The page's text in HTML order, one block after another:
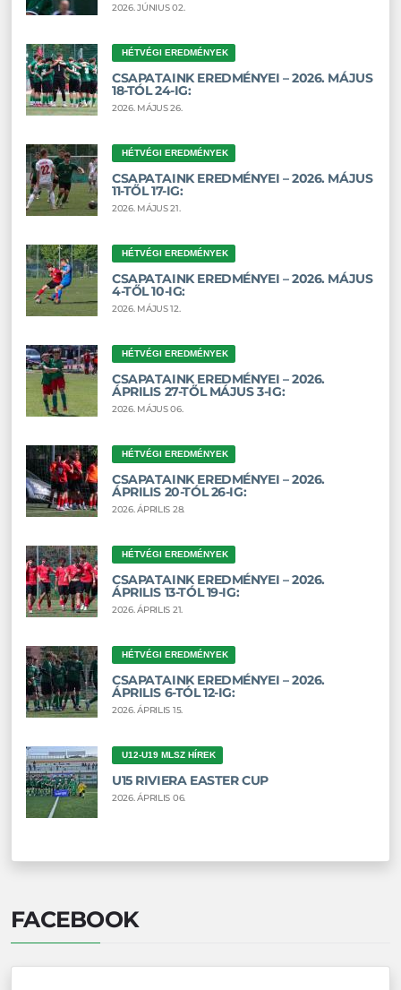
2026. JÚNIUS 02.
HÉTVÉGI EREDMÉNYEK
CSAPATAINK EREDMÉNYEI – 2026. MÁJUS
18-TÓL 24-IG:
2026. MÁJUS 26.
HÉTVÉGI EREDMÉNYEK
CSAPATAINK EREDMÉNYEI – 2026. MÁJUS
11-TŐL 17-IG:
2026. MÁJUS 21.
HÉTVÉGI EREDMÉNYEK
CSAPATAINK EREDMÉNYEI – 2026. MÁJUS
4-TŐL 10-IG:
2026. MÁJUS 12.
HÉTVÉGI EREDMÉNYEK
CSAPATAINK EREDMÉNYEI – 2026.
ÁPRILIS 27-TŐL MÁJUS 3-IG:
2026. MÁJUS 06.
HÉTVÉGI EREDMÉNYEK
CSAPATAINK EREDMÉNYEI – 2026.
ÁPRILIS 20-TÓL 26-IG:
2026. ÁPRILIS 28.
HÉTVÉGI EREDMÉNYEK
CSAPATAINK EREDMÉNYEI – 2026.
ÁPRILIS 13-TÓL 19-IG:
2026. ÁPRILIS 21.
HÉTVÉGI EREDMÉNYEK
CSAPATAINK EREDMÉNYEI – 2026.
ÁPRILIS 6-TÓL 12-IG:
2026. ÁPRILIS 15.
U12-U19 MLSZ HÍREK
U15 RIVIERA EASTER CUP
2026. ÁPRILIS 06.
FACEBOOK